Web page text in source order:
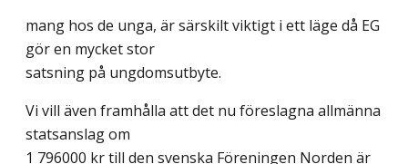
mang hos de unga, är särskilt viktigt i ett läge då EG
gör en mycket stor
satsning på ungdomsutbyte.
Vi vill även framhålla att det nu föreslagna allmänna
statsanslag om
1 796000 kr till den svenska Föreningen Norden är